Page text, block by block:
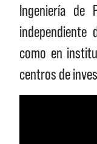
Ingeniería de
independiente
como en
centros de